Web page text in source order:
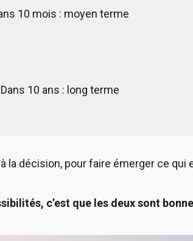
10 mois : moyen terme
Dans 10 ans : long terme
la décision, pour faire émerger ce qui
c’est que les deux sont